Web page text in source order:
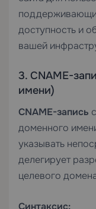
доступность и
вашей
3. CNAME-
имени)
CNAME-запись
доменного
указывать
делегирует
целевого
Синтаксис: